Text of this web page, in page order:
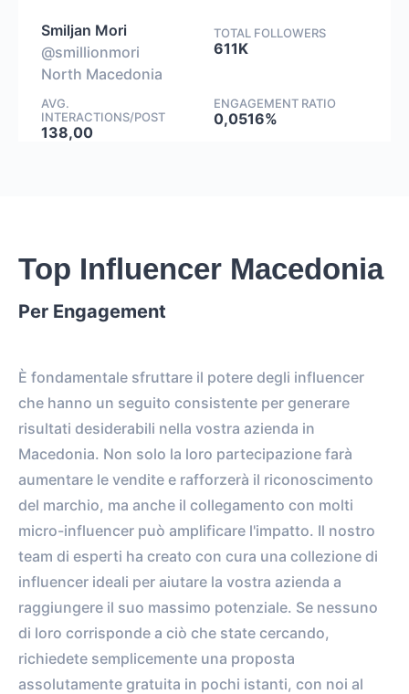
Smiljan Mori
@smillionmori
North Macedonia
TOTAL FOLLOWERS
611K
AVG.
INTERACTIONS/POST
138,00
ENGAGEMENT RATIO
0,0516%
Top Influencer Macedonia
Per Engagement
È fondamentale sfruttare il potere degli influencer
che hanno un seguito consistente per generare
risultati desiderabili nella vostra azienda in
Macedonia. Non solo la loro partecipazione farà
aumentare le vendite e rafforzerà il riconoscimento
del marchio, ma anche il collegamento con molti
micro-influencer può amplificare l'impatto. Il nostro
team di esperti ha creato con cura una collezione di
influencer ideali per aiutare la vostra azienda a
raggiungere il suo massimo potenziale. Se nessuno
di loro corrisponde a ciò che state cercando,
richiedete semplicemente una proposta
assolutamente gratuita in pochi istanti, con noi al